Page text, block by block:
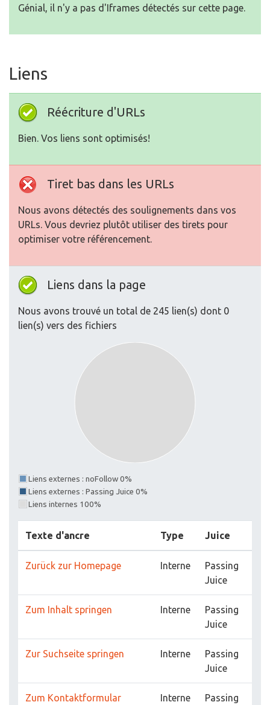
Génial, il n'y a pas d'Iframes détectés sur cette page.
Liens
Réécriture d'URLs
Bien. Vos liens sont optimisés!
Tiret bas dans les URLs
Nous avons détectés des soulignements dans vos
URLs. Vous devriez plutôt utiliser des tirets pour
optimiser votre référencement.
Liens dans la page
Nous avons trouvé un total de 245 lien(s) dont 0
lien(s) vers des fichiers
Liens externes : noFollow 0%
Liens externes : Passing Juice 0%
Liens internes 100%
Texte d'ancre Type Juice
Zurück zur Homepage Interne
Passing
Juice
Zum Inhalt springen Interne
Passing
Juice
Zur Suchseite springen Interne
Passing
Juice
Zum Kontaktformular
Interne
Passing